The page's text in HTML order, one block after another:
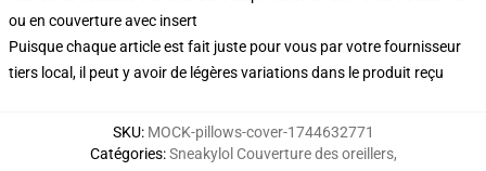
ou en couverture avec insert
Puisque chaque article est fait juste pour vous par votre fournisseur
tiers local, il peut y avoir de légères variations dans le produit reçu
SKU: MOCK-pillows-cover-1744632771
Catégories:Sneakylol Couverture des oreillers,